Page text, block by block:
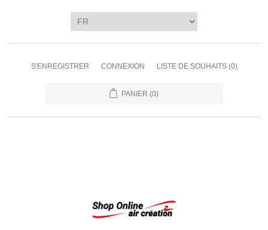
S'ENREGISTRER CONNEXION LISTE DE SOUHAITS (0)
PANIER (0)